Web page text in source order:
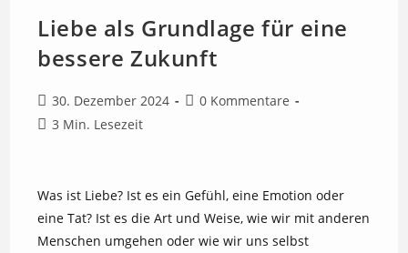
Liebe als Grundlage für eine
bessere Zukunft
Beitrag
veröffentlicht:
30. Dezember 2024
Beitrags-
0 Kommentare
Lesedauer:
3 Min. Lesezeit
Was ist Liebe? Ist es ein Gefühl, eine Emotion oder
eine Tat? Ist es die Art und Weise, wie wir mit anderen
Menschen umgehen oder wie wir uns selbst